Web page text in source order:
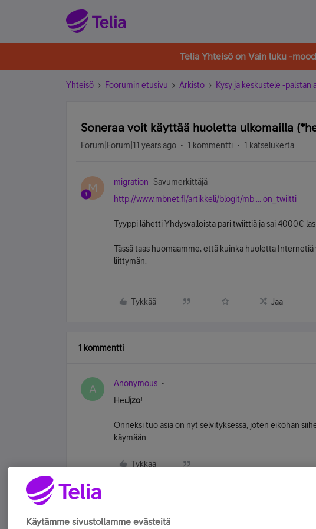
Telia Yhteisö on Vain luku -
Yhteisö Foorumin etusivu Arkisto Kysy ja keskustele -palstan
Soneraa voit käyttää huoletta ulkomailla
Forum|Forum|11 years ago 1 kommentti 1 katselukerta
M migration
Savumerkittäjä
http://www.mbnet.fi/artikkeli/blogit/mb ... on_twiitti
Tyyppi lähetti Yhdysvalloista pari twiittiä ja sai 4000€
Tässä taas huomaamme, että kuinka huoletta
liittymän.
Tykkää Jaa
1 kommentti
A Anonymous
HeiJjzo!
Onneksi tuo asia on nyt selvityksessä, joten eiköhän
käymään.
Tykkää
Käytämme sivustollamme evästeitä